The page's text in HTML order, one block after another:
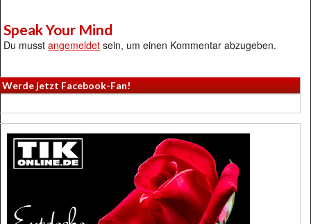
Speak Your Mind
Du musstangemeldet sein, um einen Kommentar abzugeben.
Werde jetzt Facebook-Fan!